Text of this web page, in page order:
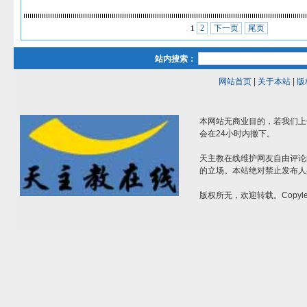
1 2 下一页 尾页
站内搜索：
网站首页| 关于本站| 版
本网站无商业目的，若我们
会在24小时内撤下。
天主教在线维护网友自由评
的立场。本站绝对禁止发布
版权所无，欢迎转载。